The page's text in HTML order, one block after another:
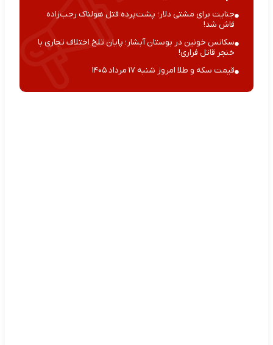
جنایت برای مشتی دلار؛ پشت‌پرده قتل هولناک رجب‌زاده
فاش شد!
سکانس خونین در بوستان آبشار؛ پایان تلخ اختلاف تجاری با
خنجر قاتل فراری!
قیمت سکه و طلا امروز شنبه ۱۷ مرداد ۱۴۰۵